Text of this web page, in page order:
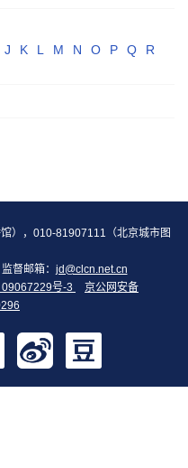
J K L M N O P Q
R
），010-81907111（北京城市图
监督邮箱： jd@clcn.net.cn
09067229号-3
京公网安备